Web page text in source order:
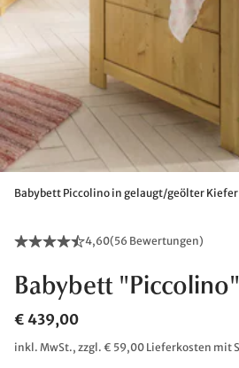
Babybett Piccolino in gelaugt/geölter Kiefer
4,60(56 Bewertungen)
Babybett "Piccolino"
€ 439,00
inkl. MwSt., zzgl. € 59,00 Lieferkosten mit